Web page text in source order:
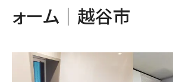
ォーム｜越谷市